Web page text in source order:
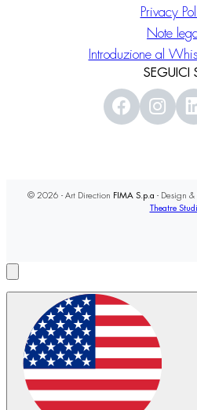
Privacy
Note
Introduzione al
SEGUICI
© 2026 - Art Direction FIMA S.p.a - Design
Theatre